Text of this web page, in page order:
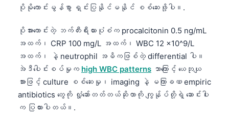
ပိုမိုကောင်းမွန်စွာ ရှင်းပြနိုင်မနိုင် စစ်ဆေးဖို့ပါ။.
ပိုအားကောင်းတဲ့ ဘက်တီးရီးယားပုံစံက procalcitonin 0.5 ng/mL
အထက်၊ CRP 100 mg/L အထက်၊ WBC 12 x10^9/L
အထက်၊ နဲ့ neutrophil အဓိကဖြစ်တဲ့ differential ပါ။
အဲဒီပေါင်းစပ်မှုက high WBC patterns ဘာကြောင့် ယေဘုယျ
အားဖြင့် culture စစ်ဆေးမှု၊ imaging နဲ့ မကြာခဏ empiric
antibiotics တွေကို လှုံ့ဆော်တတ်တယ်ဆိုတာကို ကျွန်ုပ်တို့ရဲ့ ဆောင်းပါး
က ပြထားပါတယ်။.
Magyar
Shqip
اردو
मराठी
తెలుగు
தமிழ்